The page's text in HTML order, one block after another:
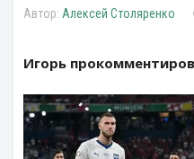
Алексей Столяренко
Игорь